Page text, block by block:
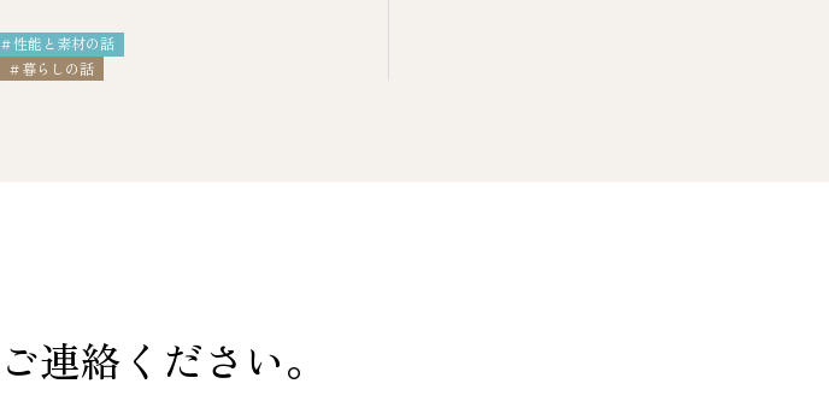
＃性能と素材の話
＃暮らしの話
ご連絡ください。